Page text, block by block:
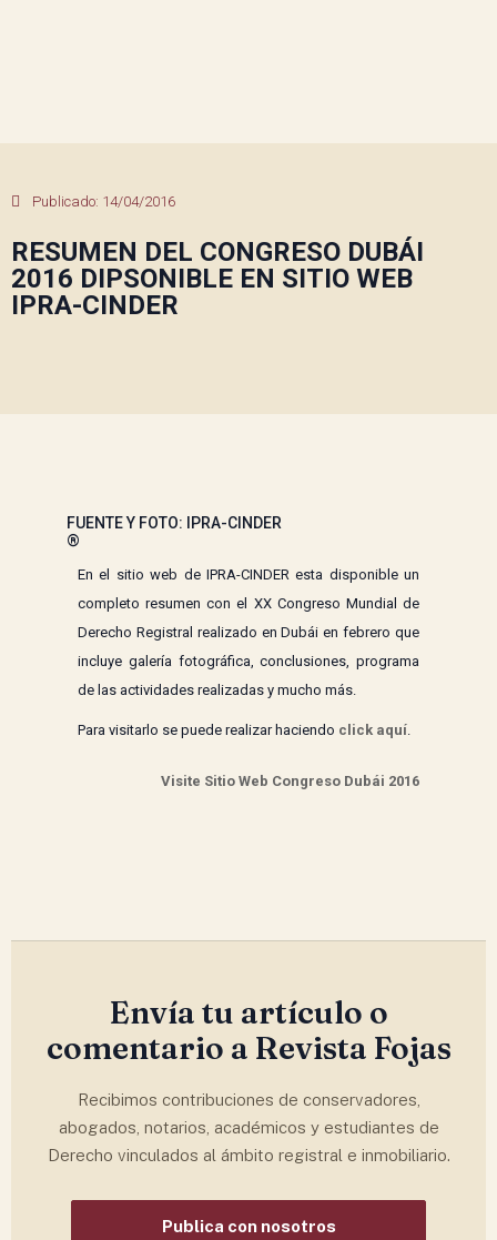
Publicado: 14/04/2016
RESUMEN DEL CONGRESO DUBÁI
2016 DIPSONIBLE EN SITIO WEB
IPRA-CINDER
FUENTE Y FOTO: IPRA-CINDER
®
En el sitio web de IPRA-CINDER esta disponible un
completo resumen con el XX Congreso Mundial de
Derecho Registral realizado en Dubái en febrero que
incluye galería fotográfica, conclusiones, programa
de las actividades realizadas y mucho más.
Para visitarlo se puede realizar haciendo click aquí.
Visite Sitio Web Congreso Dubái 2016
Envía tu artículo o
comentario a Revista Fojas
Recibimos contribuciones de conservadores,
abogados, notarios, académicos y estudiantes de
Derecho vinculados al ámbito registral e inmobiliario.
Publica con nosotros